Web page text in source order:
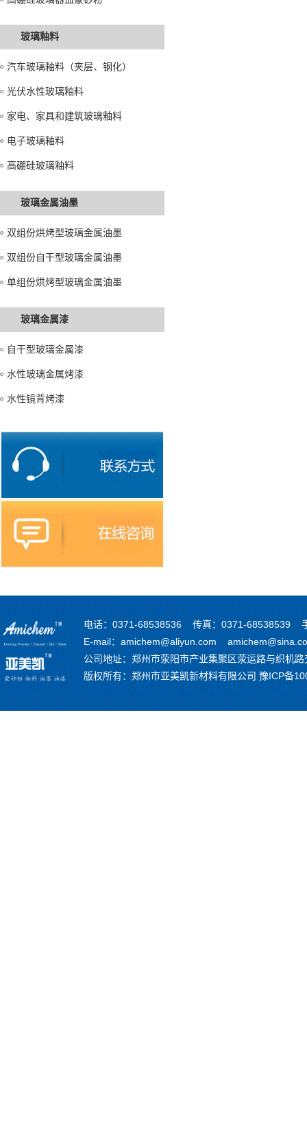
玻璃釉料
汽车玻璃釉料（夹层、钢化）
光伏水性玻璃釉料
家电、家具和建筑玻璃釉料
电子玻璃釉料
高硼硅玻璃釉料
玻璃金属油墨
双组份烘烤型玻璃金属油墨
双组份自干型玻璃金属油墨
单组份烘烤型玻璃金属油墨
玻璃金属漆
自干型玻璃金属漆
水性玻璃金属烤漆
水性镜背烤漆
电话：0371-68538536 传真：0371-68538539
E-mail：amichem@aliyun.com
公司地址：郑州市荥阳市产业集聚区荥运路与织机
版权所有：郑州市亚美凯新材料有限公司 豫ICP备